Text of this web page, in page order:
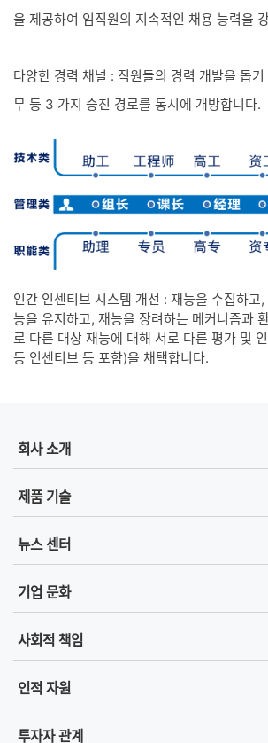
을 제공하여 임직원의 지속적인 채용 능력을
다양한 경력 채널 : 직원들의 경력 개발을 돕
무 등 3 가지 승진 경로를 동시에 개방합니다.
인간 인센티브 시스템 개선 : 재능을 수집하고
능을 유지하고, 재능을 장려하는 메커니즘과
로 다른 대상 재능에 대해 서로 다른 평가 및
등 인센티브 등 포함)을 채택합니다.
회사 소개
제품 기술
뉴스 센터
기업 문화
사회적 책임
인적 자원
투자자 관계